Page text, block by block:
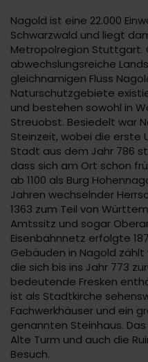
Nagold ist eine 22.000
Schwarzwald und liegt
Metropolregion Stuttgart.
abwechslungsreiche
gleichnamigen Fluss
Naturschutzgebiete
und bestehen sowohl in
Streuobst. Besiedelt war
Steinzeit, wobei die erste
Stadt aus dem Jahr 786
dass sich am Ort schon
ab 1100 als Burg
Jahren wechselnder
1363 zum Teil von
Amtssitz und sogar
Eisenbahnnetz erfolgte
Gebäuden in Nagold zählt
die sich bis ins Jahr 773
bedeutende Fresken
ist als Stadtkirche
Fachwerkhäuser und ein
genannten Steinhaus.
Alte Turm und auch die
Besuch.